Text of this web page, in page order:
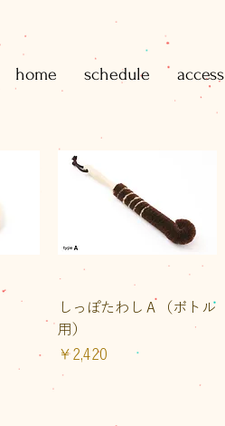
home schedule access
クイックビュー
しっぽたわしＡ（ボトル
用）
価格
￥2,420